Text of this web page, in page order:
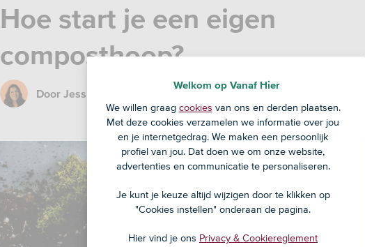
Hoe start je een eigen
composthoop?
Door Jessie
Welkom op Vanaf Hier
We willen graag cookies van ons en derden plaatsen.
Met deze cookies verzamelen we informatie over jou
en je internetgedrag. We maken een persoonlijk
profiel van jou. Dat doen we om onze website,
advertenties en communicatie te personaliseren.
Je kunt je keuze altijd wijzigen door te klikken op
"Cookies instellen" onderaan de pagina.
Hier vind je ons Privacy & Cookiereglement